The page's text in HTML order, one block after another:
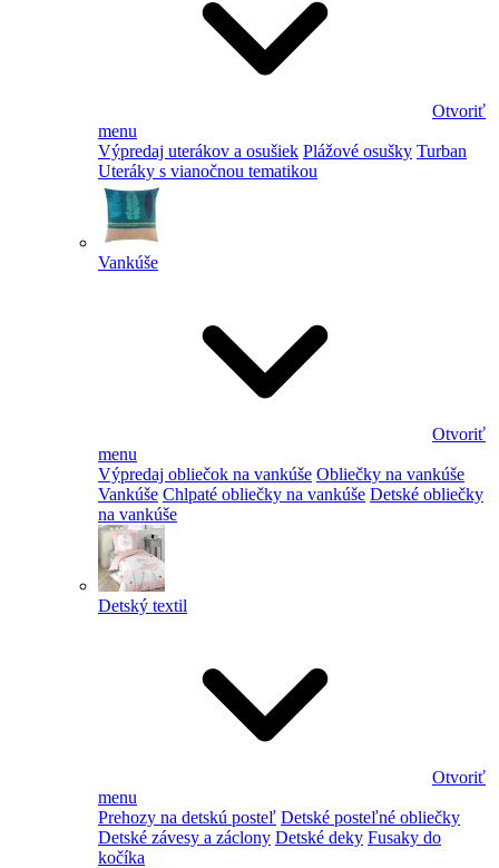
Otvoriť
menu
Výpredaj uterákov a osušiek Plážové osušky Turban
Uteráky s vianočnou tematikou
Vankúše
Otvoriť
menu
Výpredaj obliečok na vankúše Obliečky na vankúše
Vankúše Chlpaté obliečky na vankúše Detské obliečky
na vankúše
Detský textil
Otvoriť
menu
Prehozy na detskú posteľ Detské posteľné obliečky
Detské závesy a záclony Detské deky Fusaky do
kočíka